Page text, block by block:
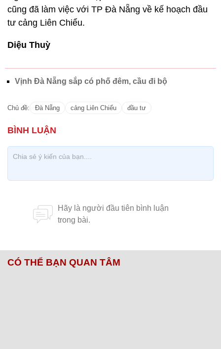
cũng đã làm việc với TP Đà Nẵng về kế hoạch đầu
tư cảng Liên Chiểu.
Diệu Thuỳ
Vịnh Đà Nẵng sắp có phố đêm, cầu đi bộ
Chủ đề: Đà Nẵng cảng Liên Chiểu đầu tư
CÓ THỂ BẠN QUAN TÂM